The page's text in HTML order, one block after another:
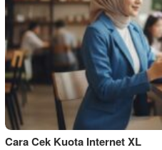
Cara Cek Kuota Internet XL